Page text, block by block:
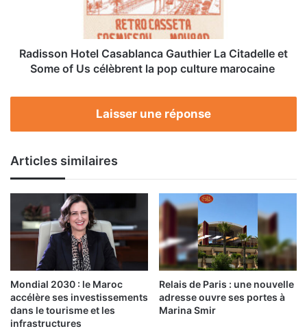
Us
célèbrent
pop
Radisson Hotel Casablanca Gauthier La Citadelle et
Some of Us célèbrent la pop culture marocaine
Laisser une réponse
Articles similaires
Mondial 2030 : le Maroc
accélère ses investissements
dans le tourisme et les
infrastructures
Relais de Paris : une nouvelle
adresse ouvre ses portes à
Marina Smir